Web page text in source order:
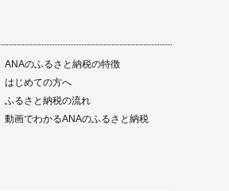
ANAのふるさと納税の特徴
はじめての方へ
ふるさと納税の流れ
動画でわかるANAのふるさと納税